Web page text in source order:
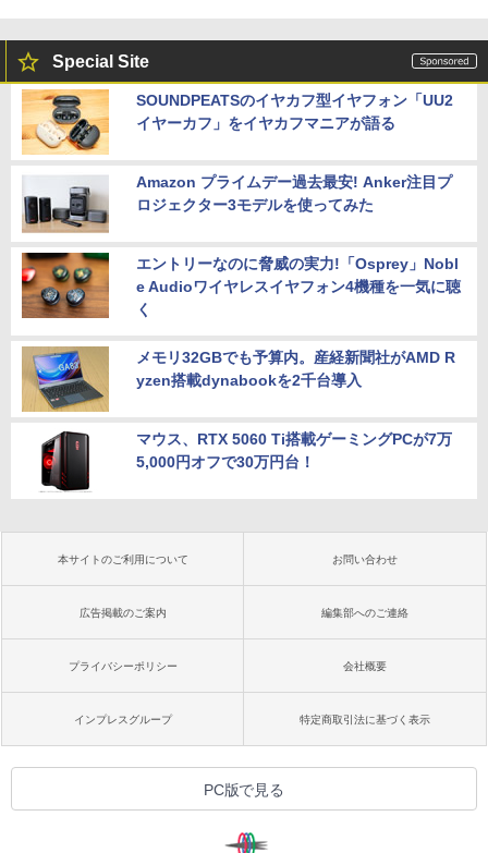
Special Site
SOUNDPEATSのイヤカフ型イヤフォン「UU2
イヤーカフ」をイヤカフマニアが語る
Amazon プライムデー過去最安! Anker注目プ
ロジェクター3モデルを使ってみた
エントリーなのに脅威の実力!「Osprey」Nobl
e Audioワイヤレスイヤフォン4機種を一気に聴
く
メモリ32GBでも予算内。産経新聞社がAMD R
yzen搭載dynabookを2千台導入
マウス、RTX 5060 Ti搭載ゲーミングPCが7万
5,000円オフで30万円台！
本サイトのご利用について お問い合わせ
広告掲載のご案内 編集部へのご連絡
プライバシーポリシー 会社概要
インプレスグループ 特定商取引法に基づく表示
PC版で見る